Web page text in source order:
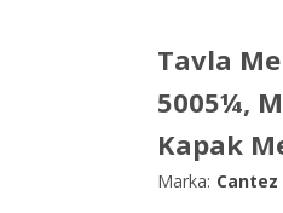
Tavla
5005¼,
Kapak
Marka: Cantez